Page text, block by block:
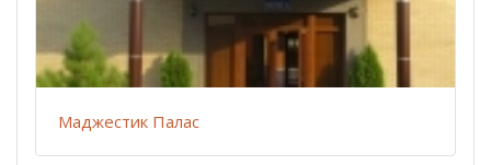
Маджестик Палас